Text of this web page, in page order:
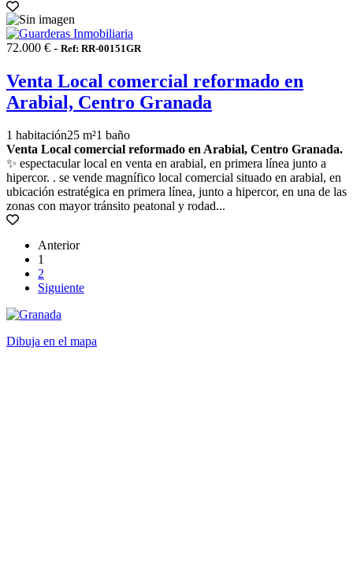
72.000 € - Ref: RR-00151GR
Venta Local comercial reformado en
Arabial, Centro Granada
1 habitación25 m²1 baño
Venta Local comercial reformado en Arabial, Centro Granada.
✨ espectacular local en venta en arabial, en primera línea junto a
hipercor. . se vende magnífico local comercial situado en arabial, en
ubicación estratégica en primera línea, junto a hipercor, en una de las
zonas con mayor tránsito peatonal y rodad...
Anterior
1
2
Siguiente
Dibuja en el mapa